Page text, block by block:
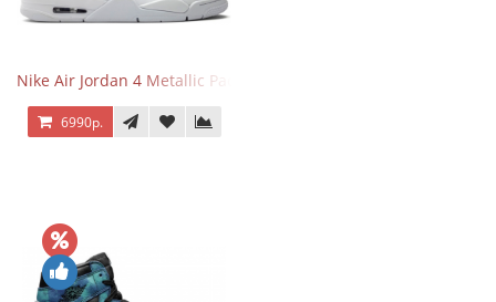
Nike Air Jordan 4 Metallic Pack Purple
6990р.